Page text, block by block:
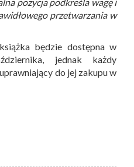
przetwarzania w
będzie dostępna w
jednak każdy
do jej zakupu w